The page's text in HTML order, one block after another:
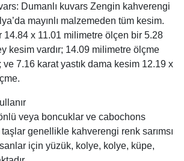
Dumanlı kuvars Zengin kahverengi
mayınlı malzemeden tüm kesim.
14.84 x 11.01 milimetre ölçen bir 5.28
kesim vardır; 14.09 milimetre ölçme
7.16 karat yastık dama kesim 12.19 x
veya boncuklar ve cabochons
genellikle kahverengi renk sarımsı
için yüzük, kolye, kolye, küpe,